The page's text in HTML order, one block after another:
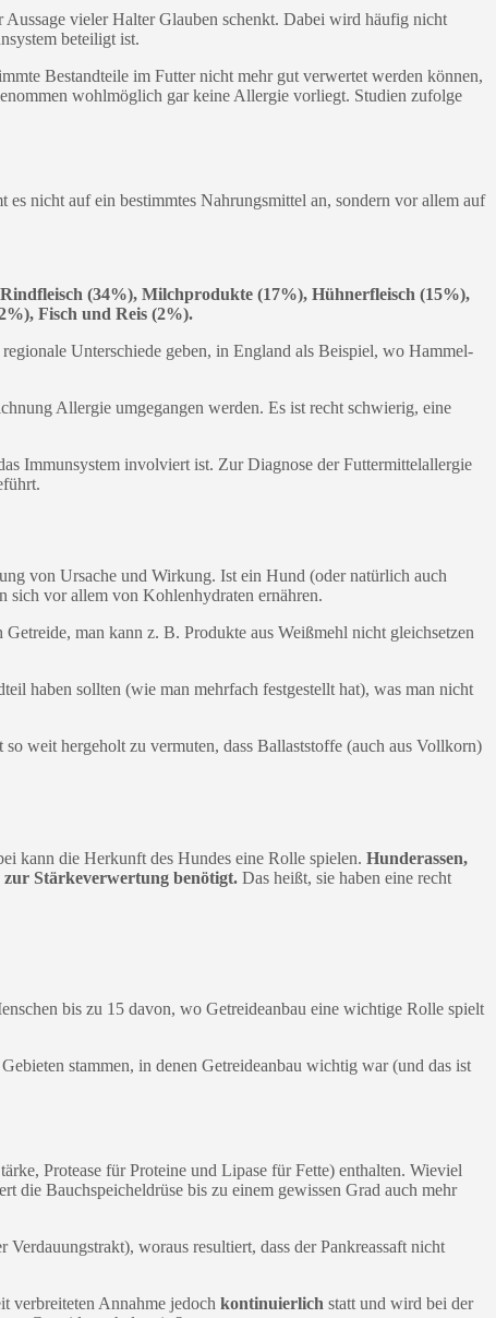
vieler Halter Glauben schenkt. Dabei wird häufig nicht
beteiligt ist.
Bestandteile im Futter nicht mehr gut verwertet werden können,
wohlmöglich gar keine Allergie vorliegt. Studien zufolge
nicht auf ein bestimmtes Nahrungsmittel an, sondern vor allem auf
(34%), Milchprodukte (17%), Hühnerfleisch (15%),
Fisch und Reis (2%).
Unterschiede geben, in England als Beispiel, wo Hammel-
Allergie umgegangen werden. Es ist recht schwierig, eine
Immunsystem involviert ist. Zur Diagnose der Futtermittelallergie
von Ursache und Wirkung. Ist ein Hund (oder natürlich auch
sich vor allem von Kohlenhydraten ernähren.
man kann z. B. Produkte aus Weißmehl nicht gleichsetzen
haben sollten (wie man mehrfach festgestellt hat), was man nicht
weit hergeholt zu vermuten, dass Ballaststoffe (auch aus Vollkorn)
kann die Herkunft des Hundes eine Rolle spielen. Hunderassen,
zur Stärkeverwertung benötigt. Das heißt, sie haben eine recht
bis zu 15 davon, wo Getreideanbau eine wichtige Rolle spielt
stammen, in denen Getreideanbau wichtig war (und das ist
Protease für Proteine und Lipase für Fette) enthalten. Wieviel
die Bauchspeicheldrüse bis zu einem gewissen Grad auch mehr
woraus resultiert, dass der Pankreassaft nicht
verbreiteten Annahme jedoch kontinuierlich statt und wird bei der